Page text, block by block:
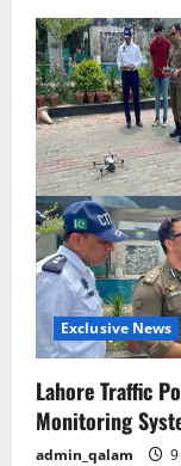
Exclusive News
Lahore Traffic
Monitoring
admin_qalam